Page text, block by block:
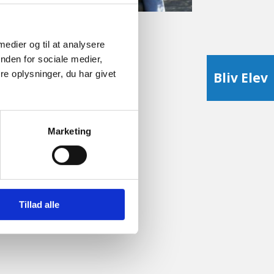
og til at analysere
for sociale medier,
oplysninger, du har givet
Marketing
Tillad alle
Bliv Elev